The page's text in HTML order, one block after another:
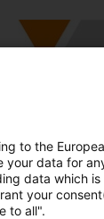
As sete
funcionar
Redução
horas
to the
your data for
data which is
your
to all".